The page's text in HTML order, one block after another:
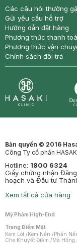
Các câu hỏi thường
Gửi yêu cầu hỗ trợ
Hướng dẫn đặt hàng
Phương thức thanh
Phương thức vận
Chính sách đổi trả
Bản quyền © 2016
Công Ty cổ phần
Hotline: 1800 6324
Giấy chứng nhận
hoạch và Đầu tư
Xem tất cả cửa hàng
Mỹ Phẩm High-End
Trang Điểm Mặt
Kem Lót /Kem Nền /Phấn
Che Khuyết Điểm /Má Hồng